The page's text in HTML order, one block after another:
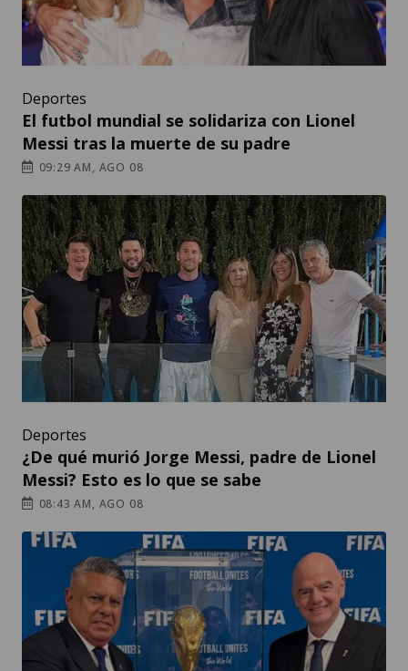
Deportes
El futbol mundial se solidariza con Lionel
Messi tras la muerte de su padre
09:29 AM, AGO 08
Deportes
¿De qué murió Jorge Messi, padre de Lionel
Messi? Esto es lo que se sabe
08:43 AM, AGO 08